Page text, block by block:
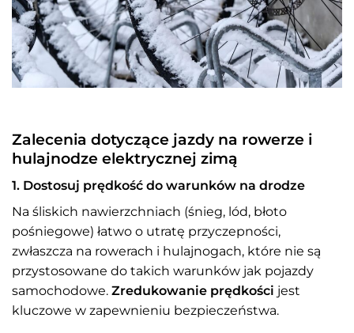
Zalecenia dotyczące jazdy na rowerze i
hulajnodze elektrycznej zimą
1. Dostosuj prędkość do warunków na drodze
Na śliskich nawierzchniach (śnieg, lód, błoto
pośniegowe) łatwo o utratę przyczepności,
zwłaszcza na rowerach i hulajnogach, które nie są
przystosowane do takich warunków jak pojazdy
samochodowe. Zredukowanie prędkości jest
kluczowe w zapewnieniu bezpieczeństwa.